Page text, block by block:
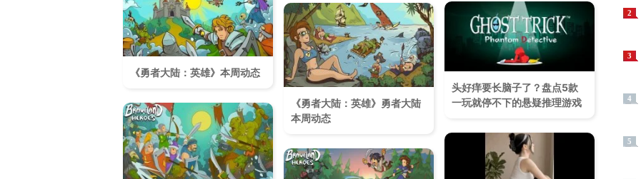
《勇者大陆：英雄》本周动态
头好痒要长脑子了？盘点5款
一玩就停不下的悬疑推理游戏
《勇者大陆：英雄》勇者大陆
本周动态
2
3
4
5